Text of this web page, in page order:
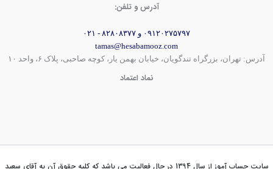
آدرس و تلفن:
۰۹۱۲۰۲۷۵۷۹۷ و ۸۲۸۰۸۳۷۷ - ۰۲۱
tamas@hesabamooz.com
آدرس: تهران، بزرگراه تندگویان، خیابان بهمن یار، کوچه صاحبی، پلاک ۶، واحد ۱۰
نماد اعتماد
سایت حساب آموز از سال 1394 در حال فعالیت می باشد که کلیه حقوق آن به آقای سعید